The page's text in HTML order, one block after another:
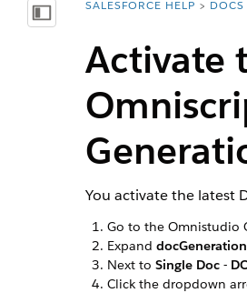
Näytä sisällysluettelo
You are here:
SALESFORCE HELP DOCS
Activate
You activate the latest
Go to the Omnistudio
Expand
Next to Single Doc -
Click the dropdown